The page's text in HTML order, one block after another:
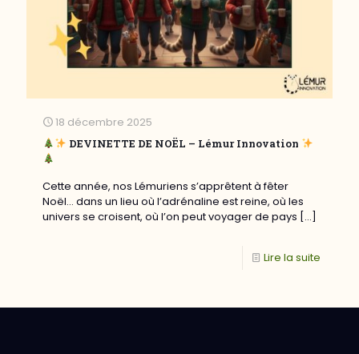
18 décembre 2025
DEVINETTE DE NOËL – Lémur Innovation
Cette année, nos Lémuriens s’apprêtent à fêter
Noël… dans un lieu où l’adrénaline est reine, où les
univers se croisent, où l’on peut voyager de pays […]
Lire la suite